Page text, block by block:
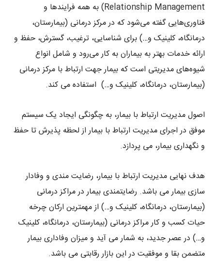
Relationship Management) به همه فرایندها و
فناوری‌هایی گفته می‌شود که در مرکز درمانی (بیمارستان،
درمانگاه، کلینیک و…) برای شناسایی، ترغیب، گسترش، حفظ و
ارائه خدمات بهتر به بیماران به کار می‌رود و شامل انواع
شیوه‌های مدیریتی است که بیمار جهت ارتباط با مرکز درمانی
(بیمارستان، درمانگاه، کلینیک و…) استفاده می کند.
اصول مدیریت ارتباط با بیمار، به چگونگی ایجاد یک سیستم
موفق در اجرای مدیریت ارتباط با بیمار از لحظه پذیرش تا حفظ
و نگهداری بیمار، می پردازد.
هدف نهایی مدیریت ارتباط با بیمار، رضایت مندی و وفادار
سازی بیمار می باشد. رضایتمندی بیمار در مراکز درمانی
(بیمارستان، درمانگاه، کلینیک و…) از مهمترین ارکان چرخه
حیات کسب و کار مراکز درمانی (بیمارستان، درمانگاه، کلینیک
و…) در عصر جدید، به شمار می آید و میزان وفاداری بیمار
متضمن بقا و موفقیت در این بازار رقابتی می باشد.